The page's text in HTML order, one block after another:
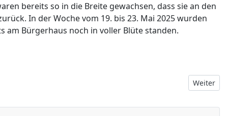
bereits so in die Breite gewachsen, dass sie an den
In der Woche vom 19. bis 23. Mai 2025 wurden
am Bürgerhaus noch in voller Blüte standen.
Nächster
Weiter